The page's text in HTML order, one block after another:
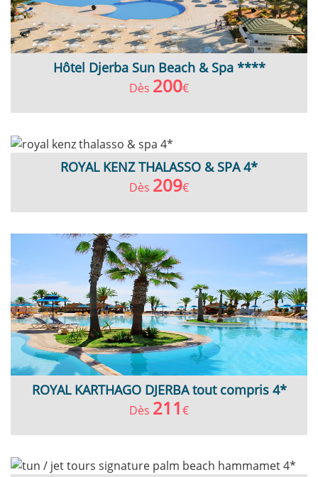
Hôtel Djerba Sun Beach & Spa ****
Dès 200€
ROYAL KENZ THALASSO & SPA 4*
Dès 209€
ROYAL KARTHAGO DJERBA tout compris 4*
Dès 211€